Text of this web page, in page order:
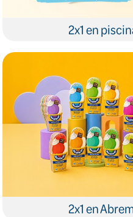
2x1 en
2x1 en